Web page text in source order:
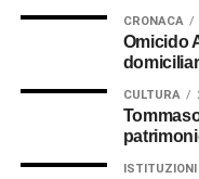
CRONACA
Omicido
CULTURA
ISTITUZIONI